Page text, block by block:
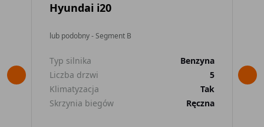
Hyundai i20
lub podobny - Segment B
Typ silnika
Benzyna
Liczba drzwi
5
Klimatyzacja
Tak
Skrzynia biegów
Ręczna